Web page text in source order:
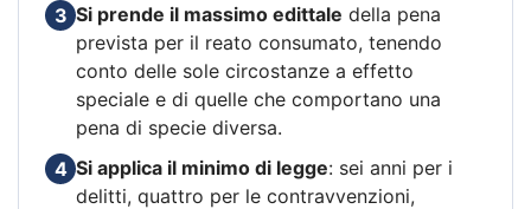
3 Si prende il massimo edittale della pena
prevista per il reato consumato, tenendo
conto delle sole circostanze a effetto
speciale e di quelle che comportano una
pena di specie diversa.
4 Si applica il minimo di legge: sei anni per i
delitti, quattro per le contravvenzioni,